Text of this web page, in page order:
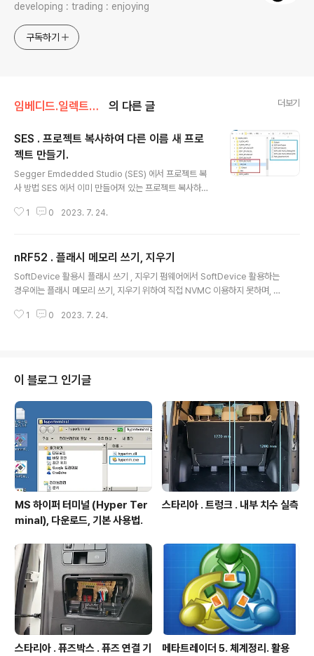
developing : trading : enjoying
구독하기
임베디드.일렉트로닉스/nRF52 의 다른 글 더보기
SES . 프로젝트 복사하여 다른 이름 새 프로
젝트 만들기.
Segger Emdedded Studio (SES) 에서 프로젝트 복
사 방법 SES 에서 이미 만들어져 있는 프로젝트 복사하여
템플릿 3 ( 타겟 칩 nRF52840 으로 하고, nRF5_SDK
및 내가 만든 SDK 류들인 CySDK_nRF5 도 있고, 동일
레벨에 프로젝트 1개 단위로 폴더들이 생성되어 있는 상태
위 프로젝트 중에 붉은 박스 (폴더명 : D0F4_BLENUSC)
WORK_NRF5_CyUF ) 내부에 프로젝트명 : CyU3F1_B
1 0 2023. 7. 24.
nRF52 . 플래시 메모리 쓰기, 지우기
SoftDevice 활용시 플래시 쓰기 , 지우기 펌웨어에서 SoftDevice 활용하는
경우에는 플래시 메모리 쓰기, 지우기 위하여 직접 NVMC 이용하지 못하며, S
함수들은 비동기함수(= non-blocking 함수) 여서 함수 호출시 실행 성공 여
RF_EVT_FLASH_OPERATION_ERROR - The command could not b
e started...
1 0 2023. 7. 24.
이 블로그 인기글
MS 하이퍼 터미널 (Hyper Ter
minal), 다운로드, 기본 사용법.
스타리아 . 트렁크 . 내부 치수 실측
스타리아 . 퓨즈박스 . 퓨즈 연결 기
메타트레이더 5. 체계정리. 활용